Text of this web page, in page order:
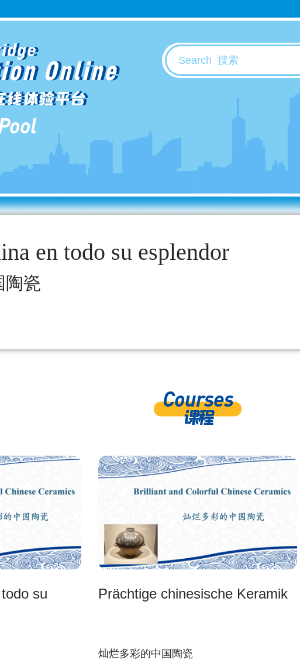
Online
线体验平台
en todo su esplendor
陶瓷
Courses
课程
su
Prächtige chinesische Keramik
灿烂多彩的中国陶瓷